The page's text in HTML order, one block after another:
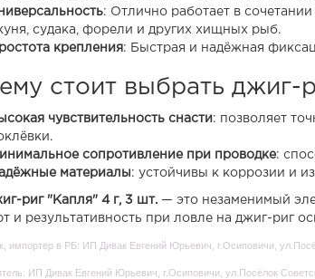
: Отлично работает в
судака, форели и других хищных рыб.
крепления: Быстрая и надёжная
стоит выбрать джиг-
чувствительность снасти: позволяет
сопротивление при проводке:
материалы: устойчивы к коррозии и
риг "Капля" 4 г, 3 шт.— это незаменимый
и результативность при ловле на джиг-риг
импортер в РБ: ИП Дивак Евгений Юрьевич, г.Осиповичи,
ИП Дивак Евгений Юрьевич, г.Осиповичи, ул.Посёлок